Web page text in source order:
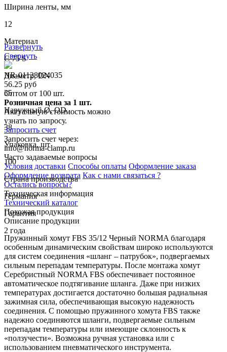
Ширина ленты, мм
12
Материал
C 75 S
Диаметр, DN
35
Наружный Ø, OD
38
Упаковка, шт
100
Страна производства
Германия
Гарантия
2 года
Развернуть
Свернуть
NR-01128024035
56.25 руб
Оптом от 100 шт.
Розничная цена за 1 шт.
Актуальную стоимость можно
узнать по запросу.
Запросить счет
Запросить счет через:
info@norma-clamp.ru
Часто задаваемые вопросы
Условия доставки Способы оплаты Оформление заказа
Оформление возврата Как с нами связаться ?
Остались вопросы?
Техническая информация
Технический каталог
Похожая продукция
Описание продукции
Пружинный хомут FBS 35/12 Черный NORMA благодаря
особенным динамическим свойствам широко используются
для систем соединения «шланг – патрубок», подвергаемых
сильным перепадам температуры. После монтажа хомут
Серебристный NORMA FBS обеспечивает постоянное
автоматическое подтягивание шланга. Даже при низких
температурах достигается достаточно большая радиальная
зажимная сила, обеспечивающая высокую надежность
соединения. С помощью пружинного хомута FBS также
надежно соединяются шланги, подвергаемые сильным
перепадам температуры или имеющие склонность к
«ползучести». Возможна ручная установка или с
использованием пневматического инструмента.